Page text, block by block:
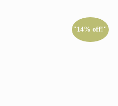
"14% off!"